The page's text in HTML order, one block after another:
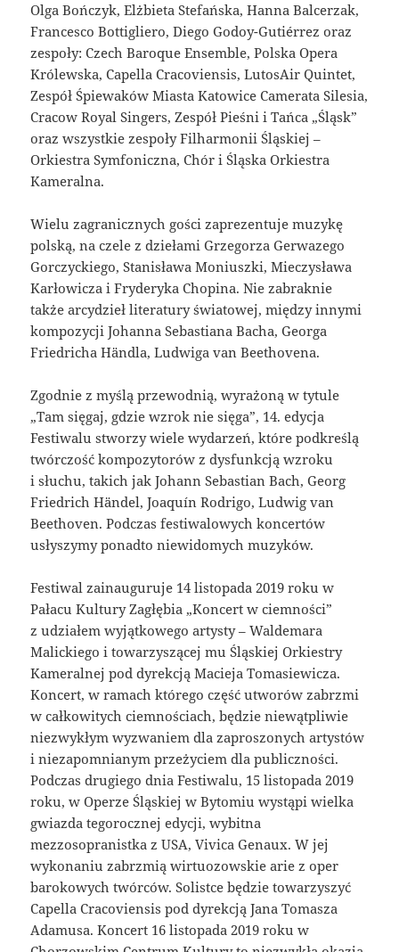
Olga Bończyk, Elżbieta Stefańska, Hanna Balcerzak,
Francesco Bottigliero, Diego Godoy-Gutiérrez oraz
zespoły: Czech Baroque Ensemble, Polska Opera
Królewska, Capella Cracoviensis, LutosAir Quintet,
Zespół Śpiewaków Miasta Katowice Camerata Silesia,
Cracow Royal Singers, Zespół Pieśni i Tańca „Śląsk”
oraz wszystkie zespoły Filharmonii Śląskiej –
Orkiestra Symfoniczna, Chór i Śląska Orkiestra
Kameralna.
Wielu zagranicznych gości zaprezentuje muzykę
polską, na czele z dziełami Grzegorza Gerwazego
Gorczyckiego, Stanisława Moniuszki, Mieczysława
Karłowicza i Fryderyka Chopina. Nie zabraknie
także arcydzieł literatury światowej, między innymi
kompozycji Johanna Sebastiana Bacha, Georga
Friedricha Händla, Ludwiga van Beethovena.
Zgodnie z myślą przewodnią, wyrażoną w tytule
„Tam sięgaj, gdzie wzrok nie sięga”, 14. edycja
Festiwalu stworzy wiele wydarzeń, które podkreślą
twórczość kompozytorów z dysfunkcją wzroku
i słuchu, takich jak Johann Sebastian Bach, Georg
Friedrich Händel, Joaquín Rodrigo, Ludwig van
Beethoven. Podczas festiwalowych koncertów
usłyszymy ponadto niewidomych muzyków.
Festiwal zainauguruje 14 listopada 2019 roku w
Pałacu Kultury Zagłębia „Koncert w ciemności”
z udziałem wyjątkowego artysty – Waldemara
Malickiego i towarzyszącej mu Śląskiej Orkiestry
Kameralnej pod dyrekcją Macieja Tomasiewicza.
Koncert, w ramach którego część utworów zabrzmi
w całkowitych ciemnościach, będzie niewątpliwie
niezwykłym wyzwaniem dla zaproszonych artystów
i niezapomnianym przeżyciem dla publiczności.
Podczas drugiego dnia Festiwalu, 15 listopada 2019
roku, w Operze Śląskiej w Bytomiu wystąpi wielka
gwiazda tegorocznej edycji, wybitna
mezzosopranistka z USA, Vivica Genaux. W jej
wykonaniu zabrzmią wirtuozowskie arie z oper
barokowych twórców. Solistce będzie towarzyszyć
Capella Cracoviensis pod dyrekcją Jana Tomasza
Adamusa. Koncert 16 listopada 2019 roku w